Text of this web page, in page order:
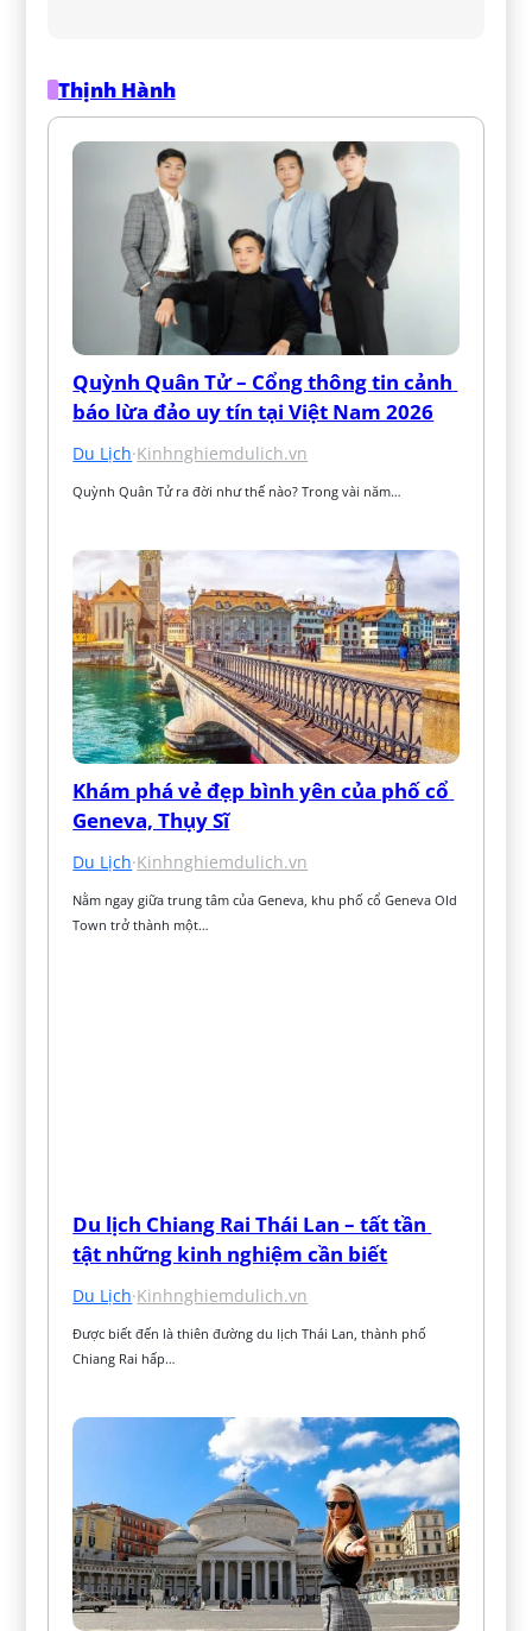
Thịnh Hành
Quỳnh Quân Tử – Cổng thông tin cảnh
báo lừa đảo uy tín tại Việt Nam 2026
Du Lịch·Kinhnghiemdulich.vn
Quỳnh Quân Tử ra đời như thế nào? Trong vài năm…
Khám phá vẻ đẹp bình yên của phố cổ
Geneva, Thụy Sĩ
Du Lịch·Kinhnghiemdulich.vn
Nằm ngay giữa trung tâm của Geneva, khu phố cổ Geneva Old
Town trở thành một…
Du lịch Chiang Rai Thái Lan – tất tần
tật những kinh nghiệm cần biết
Du Lịch·Kinhnghiemdulich.vn
Được biết đến là thiên đường du lịch Thái Lan, thành phố
Chiang Rai hấp…